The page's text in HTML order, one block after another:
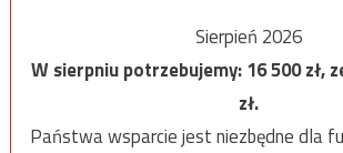
Sierpień 2026
W sierpniu potrzebujemy:16 500zł,
zł.
Państwa wsparcie jest niezbędne dla